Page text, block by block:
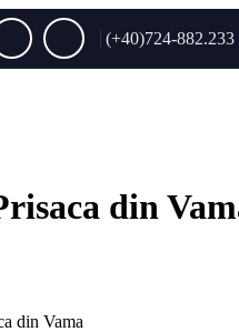
(+40)724-882.233
din
din Vama